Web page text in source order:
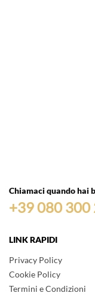
Chiamaci quando hai
+39 080 300
LINK RAPIDI
Privacy Policy
Cookie Policy
Termini e Condizioni